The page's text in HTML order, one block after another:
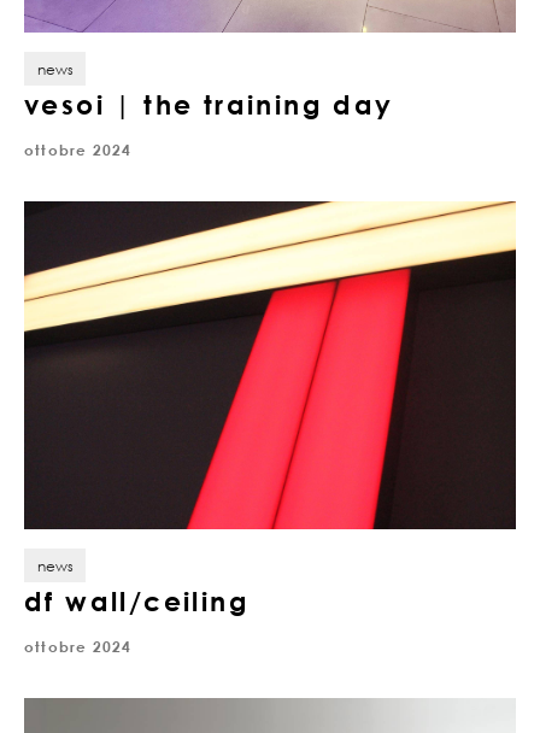
news
vesoi | the training day
ottobre 2024
news
df wall/ceiling
ottobre 2024